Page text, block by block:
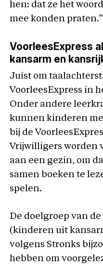
hen: dat ze het
mee konden praten.”
VoorleesExpress
kansarm en
Juist om
VoorleesExpress in
Onder andere
kunnen kinderen
bij de
Vrijwilligers worden
aan een gezin, om
samen boeken te
spelen.
De doelgroep van de
(kinderen uit
volgens Stronks
hebben om